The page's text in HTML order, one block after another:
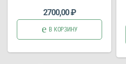
2700,00₽
В КОРЗИНУ